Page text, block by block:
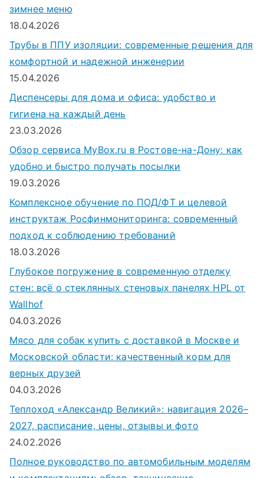
зимнее меню
18.04.2026
Трубы в ППУ изоляции: современные решения для
комфортной и надежной инженерии
15.04.2026
Диспенсеры для дома и офиса: удобство и
гигиена на каждый день
23.03.2026
Обзор сервиса MyBox.ru в Ростове-на-Дону: как
удобно и быстро получать посылки
19.03.2026
Комплексное обучение по ПОД/ФТ и целевой
инструктаж Росфинмониторинга: современный
подход к соблюдению требований
18.03.2026
Глубокое погружение в современную отделку
стен: всё о стеклянных стеновых панелях HPL от
Wallhof
04.03.2026
Мясо для собак купить с доставкой в Москве и
Московской области: качественный корм для
верных друзей
04.03.2026
Теплоход «Александр Великий»: навигация 2026–
2027, расписание, цены, отзывы и фото
24.02.2026
Полное руководство по автомобильным моделям